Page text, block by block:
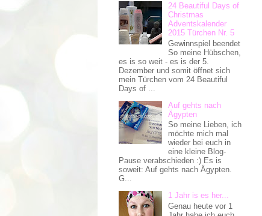
24 Beautiful Days of
Christmas
Adventskalender
2015 Türchen Nr. 5
Gewinnspiel beendet
So meine Hübschen,
es is so weit - es is der 5.
Dezember und somit öffnet sich
mein Türchen vom 24 Beautiful
Days of ...
Auf gehts nach
Ägypten
So meine Lieben, ich
möchte mich mal
wieder bei euch in
eine kleine Blog-
Pause verabschieden :) Es is
soweit: Auf gehts nach Ägypten.
G...
1 Jahr is es her...
Genau heute vor 1